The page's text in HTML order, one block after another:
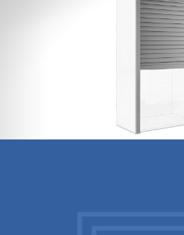
Blinds of aluminium
mm.